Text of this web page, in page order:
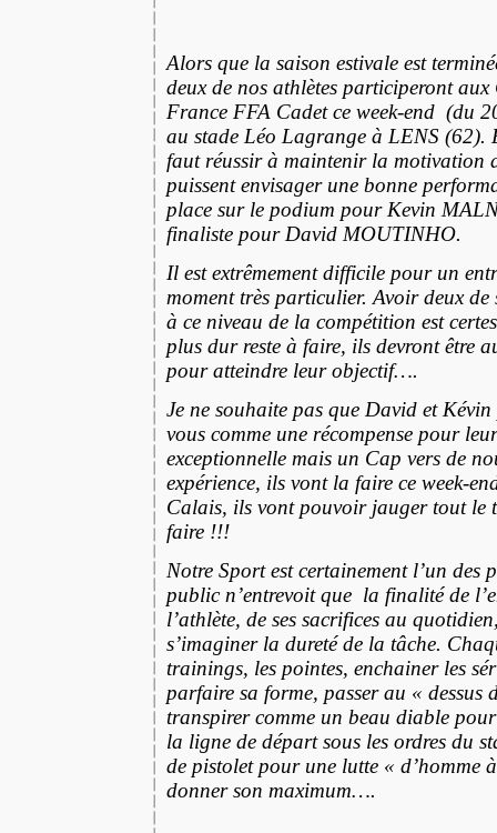
Alors que la saison estivale est
deux de nos athlètes participeront
France FFA Cadet ce week-end (du
au stade Léo Lagrange à LENS (62).
faut réussir à maintenir la motivation
puissent envisager une bonne
place sur le podium pour Kevin
finaliste pour David MOUTINHO.
Il est extrêmement difficile pour un
moment très particulier. Avoir deux
à ce niveau de la compétition est
plus dur reste à faire, ils devront être
pour atteindre leur objectif….
Je ne souhaite pas que David et Kévin
vous comme une récompense pour
exceptionnelle mais un Cap vers de
expérience, ils vont la faire ce week-
Calais, ils vont pouvoir jauger tout le
faire !!!
Notre Sport est certainement l’un des
public n’entrevoit que la finalité de
l’athlète, de ses sacrifices au
s’imaginer la dureté de la tâche.
trainings, les pointes, enchainer les
parfaire sa forme, passer au « dessus
transpirer comme un beau diable
la ligne de départ sous les ordres du
de pistolet pour une lutte « d’homme
donner son maximum….